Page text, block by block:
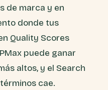
de marca y en
donde tus
Quality Scores
puede ganar
altos, y el Search
cae.